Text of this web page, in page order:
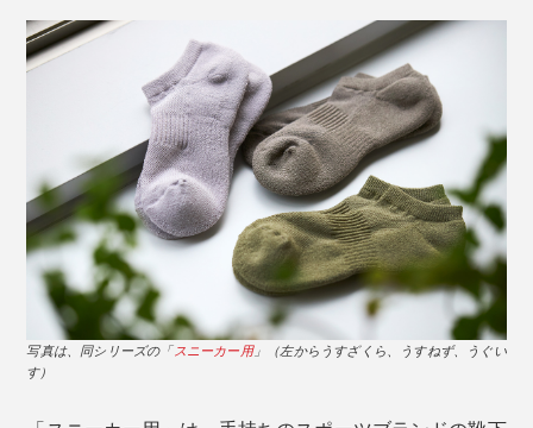
写真は、ホワイト×ベージュ
汗を吸っては、放湿しつづけてくれるから、素足でいる
靴下編み機は、針が回転しながら、靴下を編んでいきま
すが、『AMIGAMI』は、一般的なコットン製靴下の2倍
もの回転数で、ゆっくり編みながら、職人の手と目によ
る検品を重ねて、仕上げています。
写真は、ネイビー×ホワイト
写真は、同シリーズの「スニーカー用」（左からうすざくら、うすねず、うぐい
す）